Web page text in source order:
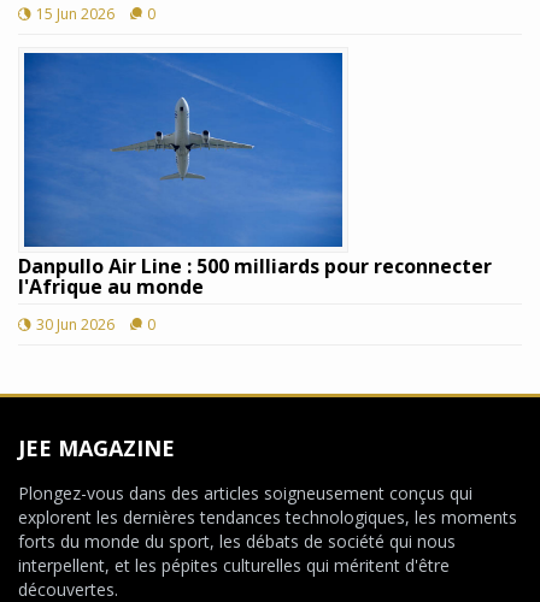
15 Jun 2026 0
Danpullo Air Line : 500 milliards pour reconnecter
l'Afrique au monde
30 Jun 2026 0
JEE MAGAZINE
Plongez-vous dans des articles soigneusement conçus qui
explorent les dernières tendances technologiques, les moments
forts du monde du sport, les débats de société qui nous
interpellent, et les pépites culturelles qui méritent d'être
découvertes.